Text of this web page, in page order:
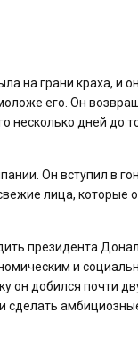
на грани краха, и
его. Он
несколько дней до
Он вступил в
лица, которые
президента
и
он добился почти
сделать